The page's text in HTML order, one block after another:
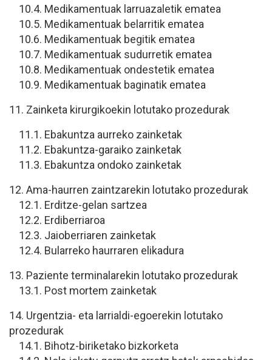
10.4. Medikamentuak larruazaletik ematea
10.5. Medikamentuak belarritik ematea
10.6. Medikamentuak begitik ematea
10.7. Medikamentuak sudurretik ematea
10.8. Medikamentuak ondestetik ematea
10.9. Medikamentuak baginatik ematea
11. Zainketa kirurgikoekin lotutako prozedurak
11.1. Ebakuntza aurreko zainketak
11.2. Ebakuntza-garaiko zainketak
11.3. Ebakuntza ondoko zainketak
12. Ama-haurren zaintzarekin lotutako prozedurak
12.1. Erditze-gelan sartzea
12.2. Erdiberriaroa
12.3. Jaioberriaren zainketak
12.4. Bularreko haurraren elikadura
13. Paziente terminalarekin lotutako prozedurak
13.1. Post mortem zainketak
14. Urgentzia- eta larrialdi-egoerekin lotutako
prozedurak
14.1. Bihotz-biriketako bizkorketa